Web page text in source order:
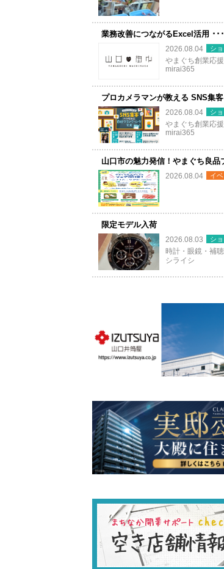
業務改善につながるExcel活用 ･･･
2026.08.04
シ
やまぐち創業応
mirai365
プロカメラマンが教える SNS集客
2026.08.04
シ
やまぐち創業応
mirai365
山口市の魅力発信！やまぐち良品
2026.08.04 イ
限定モデル入荷
2026.08.03
シ
時計・眼鏡・補
シライシ